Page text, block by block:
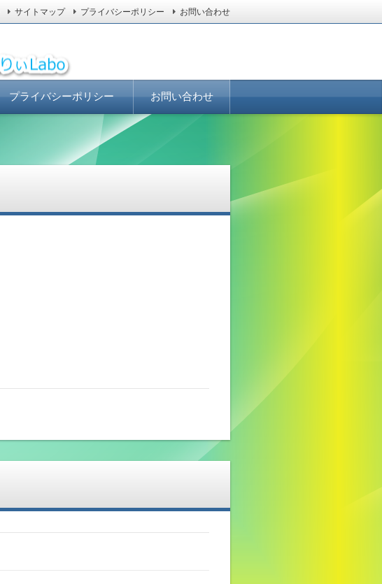
サイトマップ プライバシーポリシー お問い合わせ
プライバシーポリシー お問い合わせ